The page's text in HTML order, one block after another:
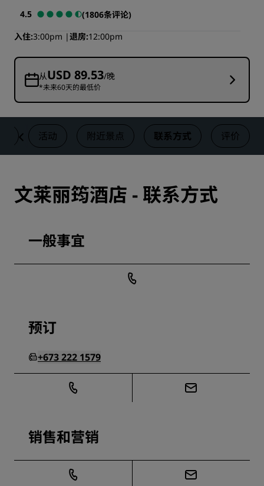
4.5
(1806条评论)
入住 3:00pm 退房 12:00pm
从USD 89.53/晚
*未来60天的最低价
活动 附近景点 联系方式 评价
文莱丽筠酒店 - 联系方式
一般事宜
预订
+673 222 1579
销售和营销